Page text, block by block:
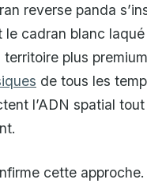
reverse panda
le cadran blanc
plus
de tous les
l’ADN spatial
cette